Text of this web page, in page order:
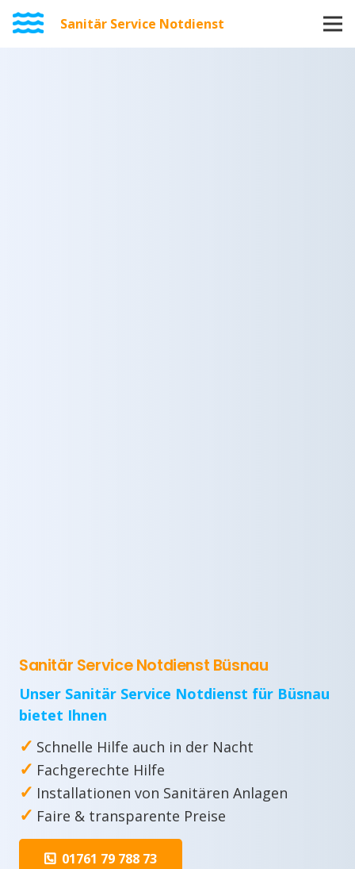
Sanitär Service Notdienst
Sanitär Service Notdienst Büsnau
Unser Sanitär Service Notdienst für Büsnau
bietet Ihnen
✓ Schnelle Hilfe auch in der Nacht
✓ Fachgerechte Hilfe
✓ Installationen von Sanitären Anlagen
✓ Faire & transparente Preise
01761 79 788 73